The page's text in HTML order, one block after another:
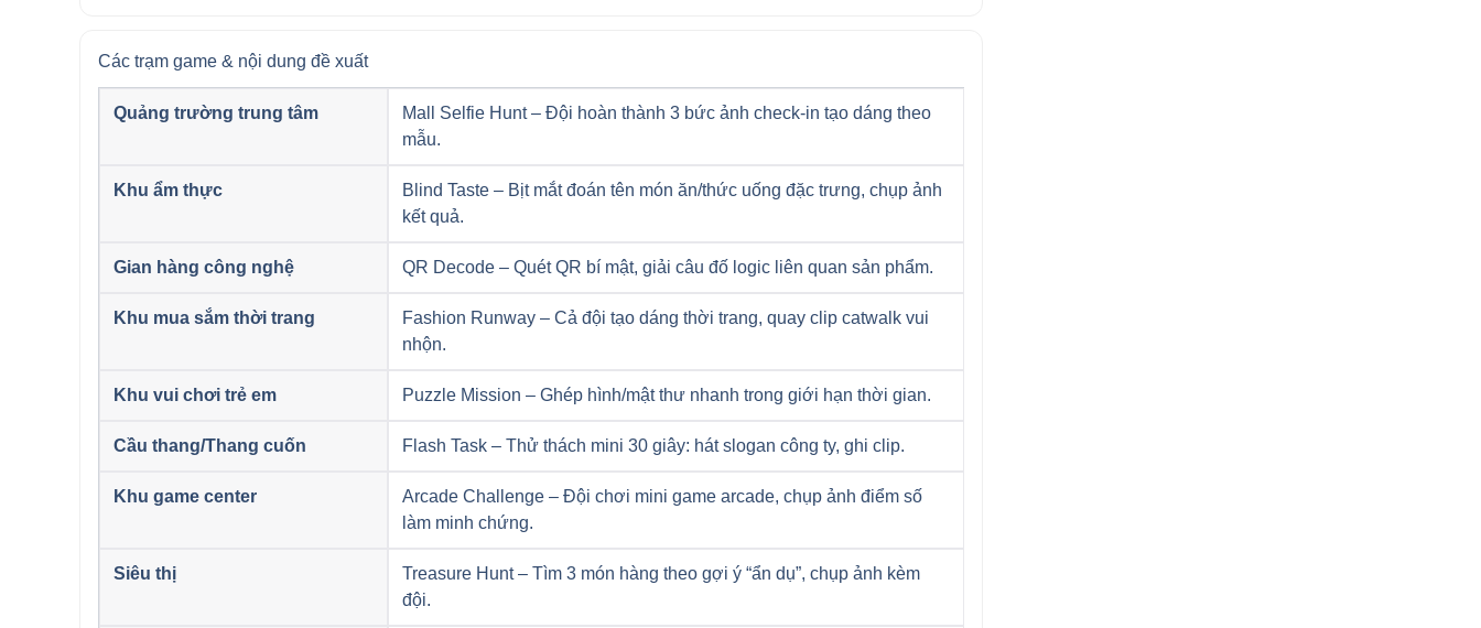
Các trạm game & nội dung đề xuất
Quảng trường trung tâm
Mall Selfie Hunt – Đội hoàn thành 3 bức ảnh check-in tạo dáng theo
mẫu.
Khu ẩm thực
Blind Taste – Bịt mắt đoán tên món ăn/thức uống đặc trưng, chụp ảnh
kết quả.
Gian hàng công nghệ QR Decode – Quét QR bí mật, giải câu đố logic liên quan sản phẩm.
Khu mua sắm thời trang
Fashion Runway – Cả đội tạo dáng thời trang, quay clip catwalk vui
nhộn.
Khu vui chơi trẻ em Puzzle Mission – Ghép hình/mật thư nhanh trong giới hạn thời gian.
Cầu thang/Thang cuốn Flash Task – Thử thách mini 30 giây: hát slogan công ty, ghi clip.
Khu game center
Arcade Challenge – Đội chơi mini game arcade, chụp ảnh điểm số
làm minh chứng.
Siêu thị
Treasure Hunt – Tìm 3 món hàng theo gợi ý “ẩn dụ”, chụp ảnh kèm
đội.